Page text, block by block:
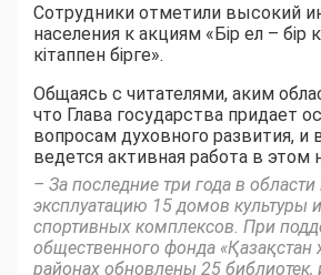
Сотрудники отметили высокий
населения к акциям «Бір ел – бір
кітаппен бірге».
Общаясь с читателями, аким
что Глава государства придает
вопросам духовного развития, и
ведется активная работа в этом
– За последние три года в
эксплуатацию 15 домов культуры
спортивных комплексов. При
общественного фонда «Қазақстан
районах обновлены 25